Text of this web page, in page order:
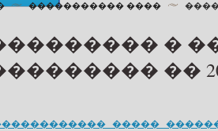
����������� ����
�
��
�����